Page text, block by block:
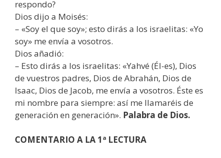
respondo?
Dios dijo a Moisés:
– «Soy el que soy»; esto dirás a los israelitas: «Yo
soy» me envía a vosotros.
Dios añadió:
– Esto dirás a los israelitas: «Yahvé (Él-es), Dios
de vuestros padres, Dios de Abrahán, Dios de
Isaac, Dios de Jacob, me envía a vosotros. Éste es
mi nombre para siempre: así me llamaréis de
generación en generación». Palabra de Dios.
COMENTARIO A LA 1ª LECTURA